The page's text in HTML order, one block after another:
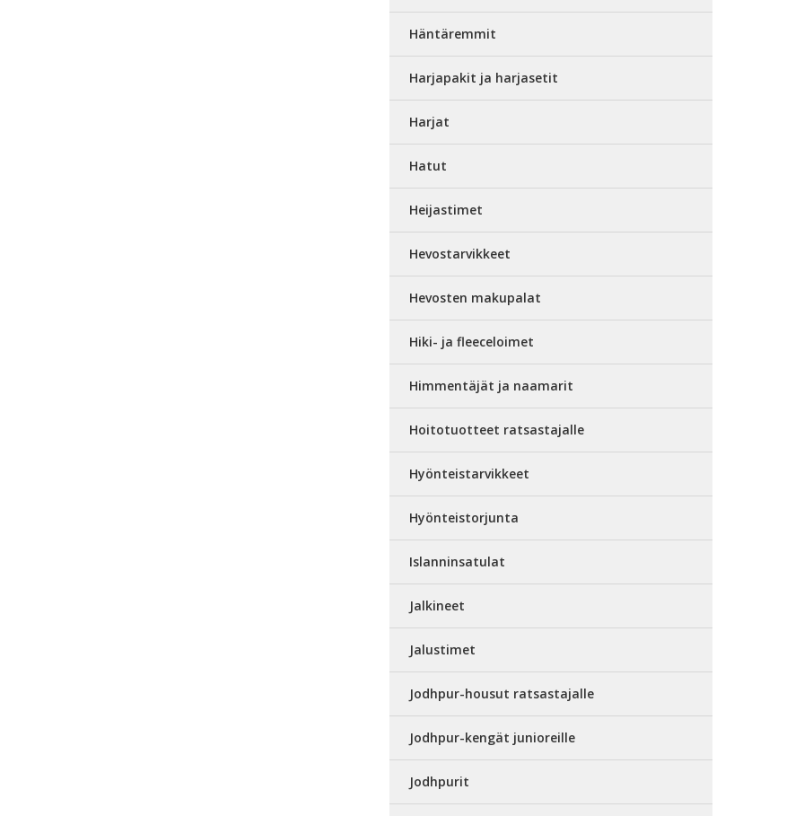
Häntäremmit
Harjapakit ja harjasetit
Harjat
Hatut
Heijastimet
Hevostarvikkeet
Hevosten makupalat
Hiki- ja fleeceloimet
Himmentäjät ja naamarit
Hoitotuotteet ratsastajalle
Hyönteistarvikkeet
Hyönteistorjunta
Islanninsatulat
Jalkineet
Jalustimet
Jodhpur-housut ratsastajalle
Jodhpur-kengät junioreille
Jodhpurit